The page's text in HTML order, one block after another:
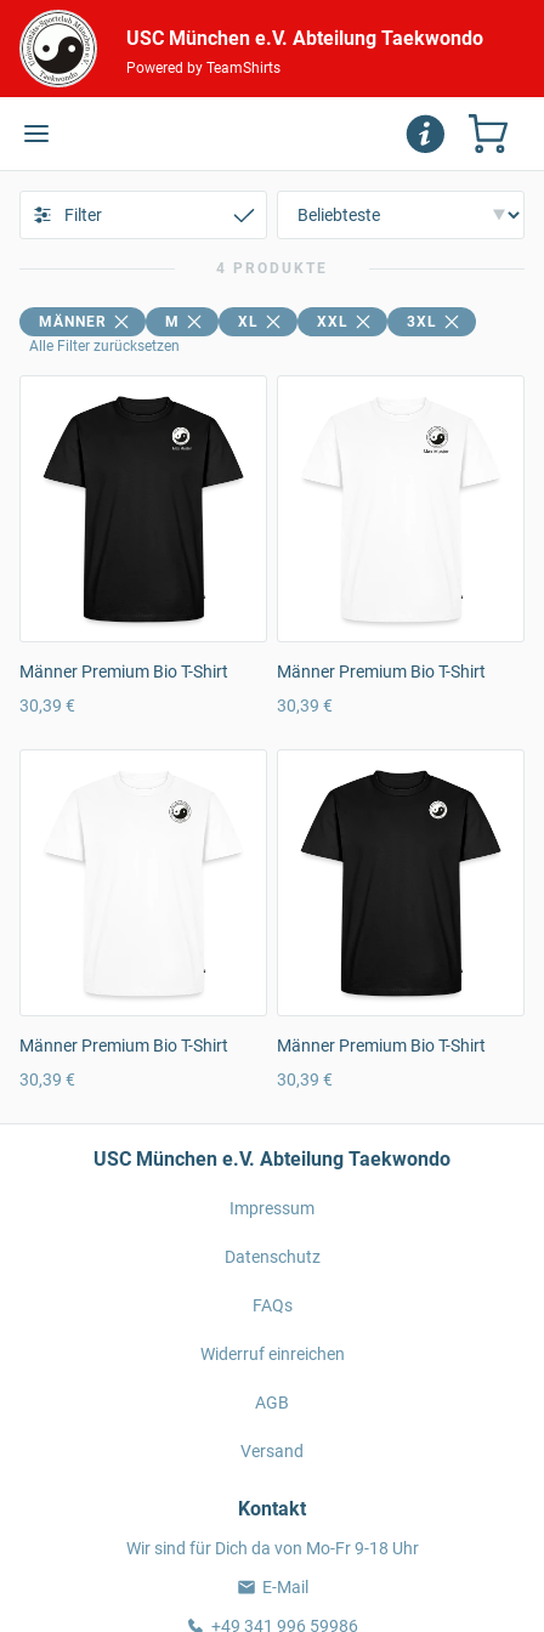
USC München e.V. Abteilung Taekwondo
Powered by TeamShirts
Filter
4 PRODUKTE
MÄNNER M XL XXL
3XL
Alle Filter zurücksetzen
Männer Premium Bio T-Shirt
30,39 €
Männer Premium Bio T-Shirt
30,39 €
Männer Premium Bio T-Shirt
30,39 €
Männer Premium Bio T-Shirt
30,39 €
USC München e.V. Abteilung Taekwondo
Impressum
Datenschutz
FAQs
Widerruf einreichen
AGB
Versand
Kontakt
Wir sind für Dich da von Mo-Fr 9-18 Uhr
E-Mail
+49 341 996 59986